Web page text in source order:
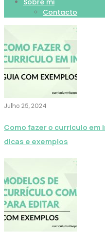
Sobre mi
Contacto
Julho 25, 2024
Como fazer o curriculo
dicas e exemplos